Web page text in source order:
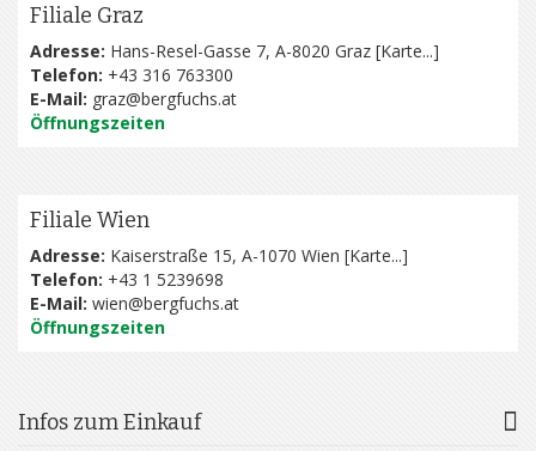
Filiale Graz
Adresse: Hans-Resel-Gasse 7, A-8020 Graz [Karte...]
Telefon: +43 316 763300
E-Mail: graz@bergfuchs.at
Öffnungszeiten
Filiale Wien
Adresse: Kaiserstraße 15, A-1070 Wien [Karte...]
Telefon: +43 1 5239698
E-Mail: wien@bergfuchs.at
Öffnungszeiten
Infos zum Einkauf